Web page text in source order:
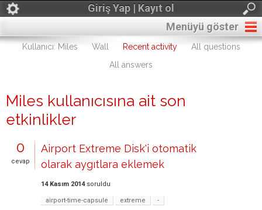
Giriş Yap | Kayıt ol
Menüyü göster
Kullanıcı: Miles Wall Recent activity
All questions
All answers
Miles kullanıcısına ait son
etkinlikler
0
cevap
Airport Extreme Disk'i otomatik
olarak aygıtlara eklemek
14 Kasım 2014 soruldu
airport-time-capsule extreme -